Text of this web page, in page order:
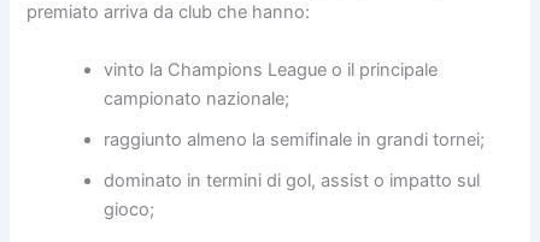
premiato arriva da club che hanno:
vinto la Champions League o il principale
campionato nazionale;
raggiunto almeno la semifinale in grandi tornei;
dominato in termini di gol, assist o impatto sul
gioco;